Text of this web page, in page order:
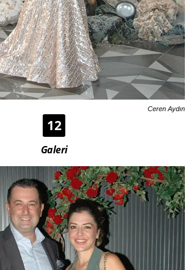
Ceren Aydın
12
Galeri